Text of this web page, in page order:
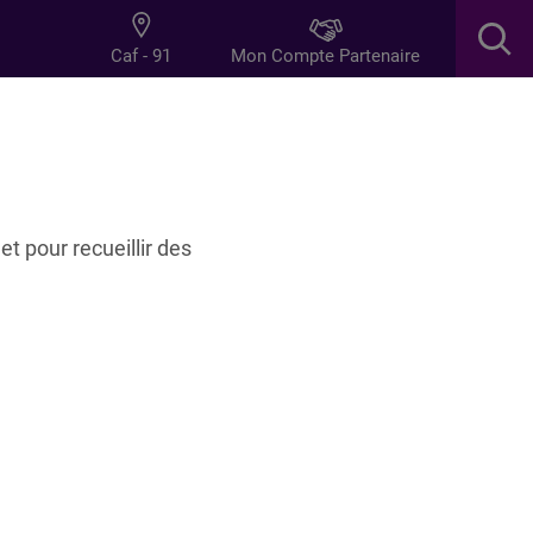
pour recueillir des
Caf - 91 Mon Compte Partenaire